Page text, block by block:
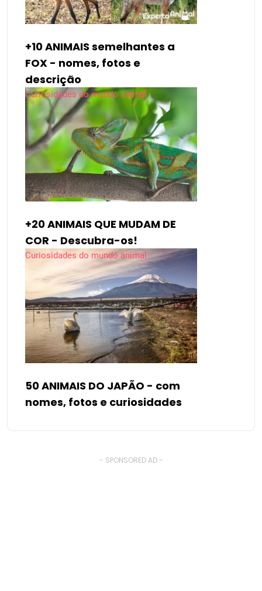
+10 ANIMAIS semelhantes a
FOX - nomes, fotos e
descrição
Curiosidades do mundo animal
+20 ANIMAIS QUE MUDAM DE
COR - Descubra-os!
Curiosidades do mundo animal
50 ANIMAIS DO JAPÃO - com
nomes, fotos e curiosidades
- SPONSORED AD -